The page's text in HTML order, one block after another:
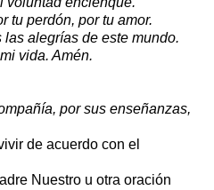
tu perdón, por tu amor.
alegrías de este mundo.
vida. Amén.
por sus enseñanzas,
de acuerdo con el
Nuestro u otra oración